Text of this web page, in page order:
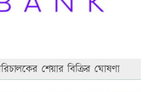
শেয়ার বিক্রির ঘোষণা